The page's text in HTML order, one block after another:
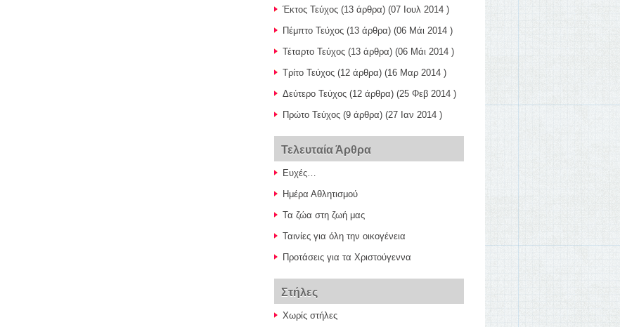
Έκτος Τεύχος (13 άρθρα) (07 Ιουλ 2014 )
Πέμπτο Τεύχος (13 άρθρα) (06 Μάι 2014 )
Τέταρτο Τεύχος (13 άρθρα) (06 Μάι 2014 )
Τρίτο Τεύχος (12 άρθρα) (16 Μαρ 2014 )
Δεύτερο Τεύχος (12 άρθρα) (25 Φεβ 2014 )
Πρώτο Τεύχος (9 άρθρα) (27 Ιαν 2014 )
Τελευταία Άρθρα
Ευχές…
Ημέρα Αθλητισμού
Τα ζώα στη ζωή μας
Ταινίες για όλη την οικογένεια
Προτάσεις για τα Χριστούγεννα
Στήλες
Χωρίς στήλες